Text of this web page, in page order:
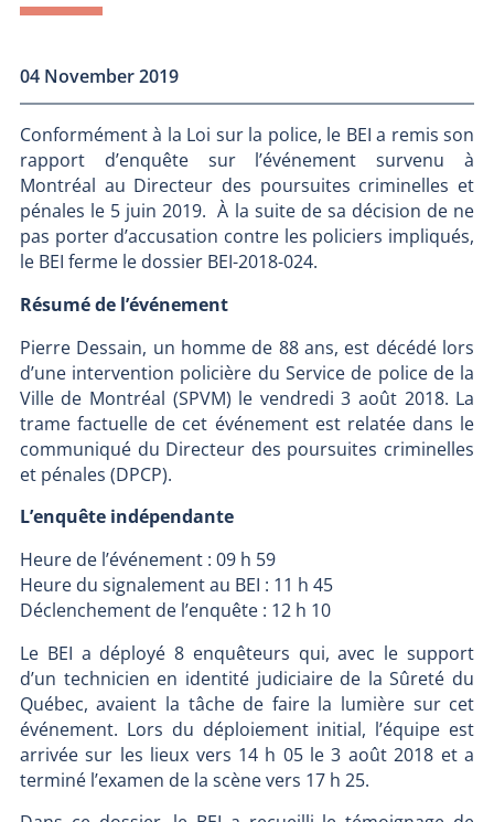
04 November 2019
Conformément à la Loi sur la police, le BEI a remis son
rapport d’enquête sur l’événement survenu à
Montréal au Directeur des poursuites criminelles et
pénales le 5 juin 2019. À la suite de sa décision de ne
pas porter d’accusation contre les policiers impliqués,
le BEI ferme le dossier BEI-2018-024.
Résumé de l’événement
Pierre Dessain, un homme de 88 ans, est décédé lors
d’une intervention policière du Service de police de la
Ville de Montréal (SPVM) le vendredi 3 août 2018. La
trame factuelle de cet événement est relatée dans le
communiqué du Directeur des poursuites criminelles
et pénales (DPCP).
L’enquête indépendante
Heure de l’événement : 09 h 59
Heure du signalement au BEI : 11 h 45
Déclenchement de l’enquête : 12 h 10
Le BEI a déployé 8 enquêteurs qui, avec le support
d’un technicien en identité judiciaire de la Sûreté du
Québec, avaient la tâche de faire la lumière sur cet
événement. Lors du déploiement initial, l’équipe est
arrivée sur les lieux vers 14 h 05 le 3 août 2018 et a
terminé l’examen de la scène vers 17 h 25.